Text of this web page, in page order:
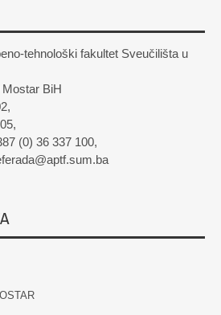
tehnološki fakultet Sveučilišta u
BiH
(0) 36 337 100,